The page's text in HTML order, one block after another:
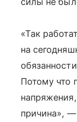
«Так
на
Потому что
причина», —